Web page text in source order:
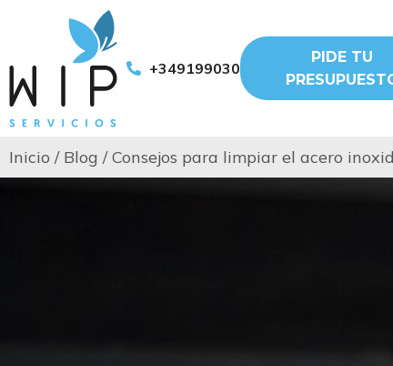
+34919903011
PIDE TU
Inicio / Blog /Consejos para limpiar el acero